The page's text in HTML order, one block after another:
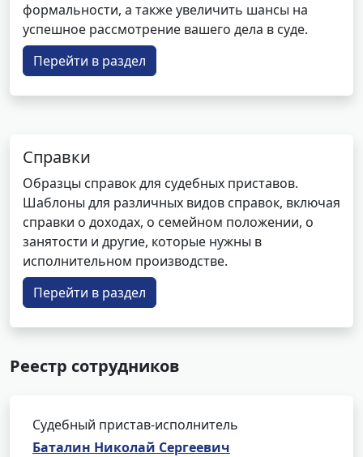
формальности, а также увеличить шансы на
успешное рассмотрение вашего дела в суде.
Перейти в раздел
Справки
Образцы справок для судебных приставов.
Шаблоны для различных видов справок, включая
справки о доходах, о семейном положении, о
занятости и другие, которые нужны в
исполнительном производстве.
Перейти в раздел
Реестр сотрудников
Судебный пристав-исполнитель
Баталин Николай Сергеевич